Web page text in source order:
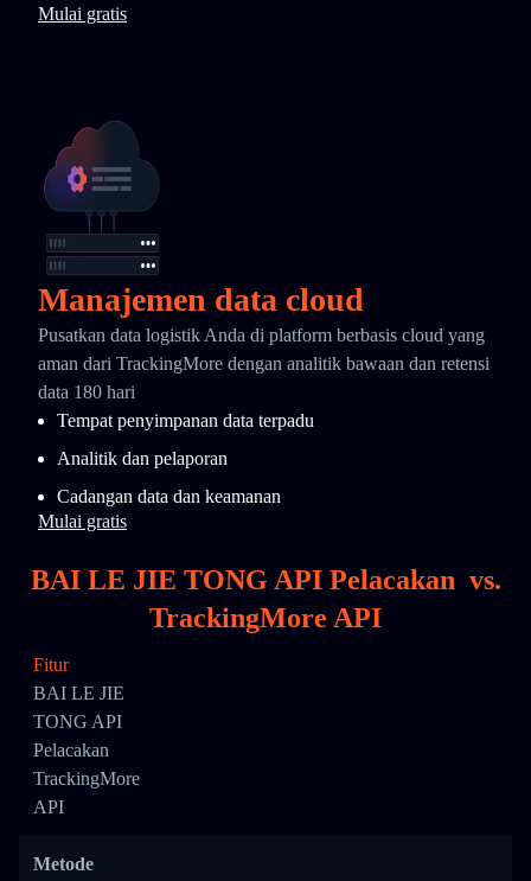
Mulai gratis
Manajemen data cloud
Pusatkan data logistik Anda di platform berbasis cloud yang
aman dari TrackingMore dengan analitik bawaan dan retensi
data 180 hari
Tempat penyimpanan data terpadu
Analitik dan pelaporan
Cadangan data dan keamanan
Mulai gratis
BAI LE JIE TONG API Pelacakan vs.
TrackingMore API
Fitur
BAI LE JIE
TONG API
Pelacakan
TrackingMore
API
Metode